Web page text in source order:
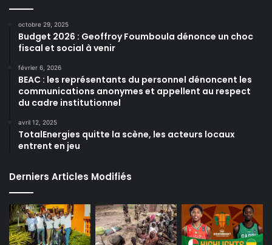
octobre 29, 2025
Budget 2026 : Geoffroy Foumboula dénonce un choc
fiscal et social à venir
février 6, 2026
BEAC : les représentants du personnel dénoncent les
communications anonymes et appellent au respect
du cadre institutionnel
avril 12, 2025
TotalEnergies quitte la scène, les acteurs locaux
entrent en jeu
Derniers Articles Modifiés